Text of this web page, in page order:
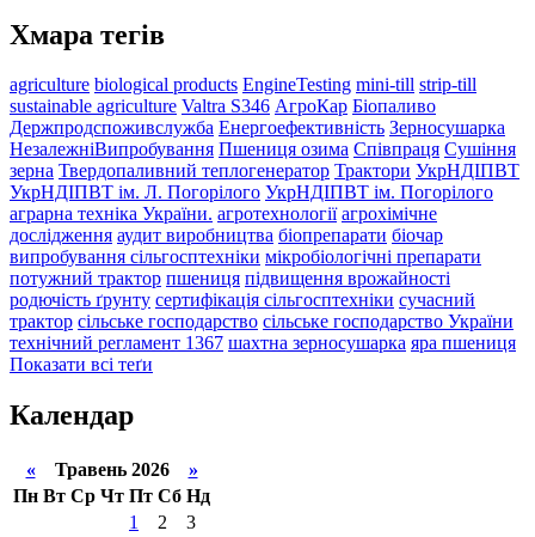
Хмара тегів
agriculture biological products EngineTesting mini-till strip-till
sustainable agriculture Valtra S346 АгроКар Біопаливо
Держпродспоживслужба Енергоефективність Зерносушарка
НезалежніВипробування Пшениця озима Співпраця Сушіння
зерна Твердопаливний теплогенератор Трактори УкрНДІПВТ
УкрНДІПВТ ім. Л. Погорілого УкрНДІПВТ ім. Погорілого
аграрна техніка України. агротехнології агрохімічне
дослідження аудит виробництва біопрепарати біочар
випробування сільгосптехніки мікробіологічні препарати
потужний трактор пшениця підвищення врожайності
родючість ґрунту сертифікація сільгосптехніки сучасний
трактор сільське господарство сільське господарство України
технічний регламент 1367 шахтна зерносушарка яра пшениця
Показати всі теґи
Календар
«Травень 2026 »
Пн Вт Ср Чт Пт Сб Нд
1
2
3